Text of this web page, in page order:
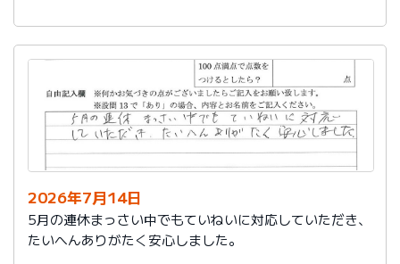
にも嫌な顔せず一生懸命して下さり頭が下がります。
・社員さんは、借りている駐車場の場所をメモしておら
れたのにはびっくりしました。（社員さんはよろしくお
伝え下さい）
今後もよろしくお願いします。
2026年7月14日
5月の連休まっさい中でもていねいに対応していただき、
たいへんありがたく安心しました。